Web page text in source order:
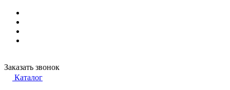
Заказать звонок
Каталог